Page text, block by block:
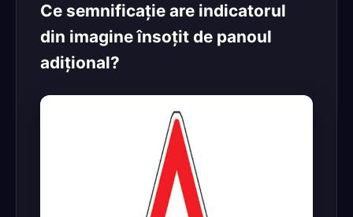
Ce semnificaţie are indicatorul
din imagine însoţit de panoul
adiţional?